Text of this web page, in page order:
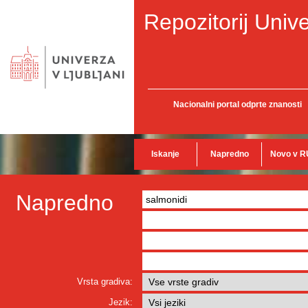
Repozitorij
Nacionalni portal odprte znanosti
Iskanje Napredno Novo v
Napredno
Vrsta gradiva:
Jezik: